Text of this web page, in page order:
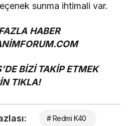
sunma ihtimali var.
HABER
BİZİ TAKİP ETMEK
TIKLA!
# Redmi K40